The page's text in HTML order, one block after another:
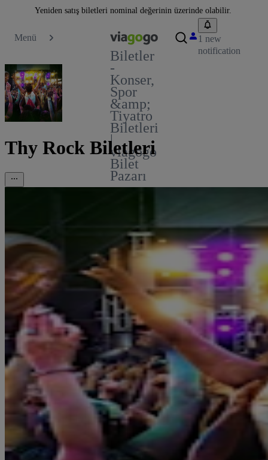
Yeniden satış biletleri nominal değerinin üzerinde olabilir.
Menü
Biletler
-
Konser,
Spor
&amp;
Tiyatro
Biletleri
|
viagogo
Bilet
Pazarı
1 new
notification
Thy Rock Biletleri